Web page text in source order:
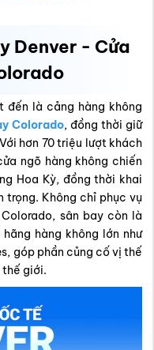
Denver - Cửa
đến là cảng hàng không
Colorado, đồng thời giữ
hơn 70 triệu lượt khách
ngõ hàng không chiến
Hoa Kỳ, đồng thời khai
Không chỉ phục vụ
sân bay còn là
hàng không lớn như
góp phần củng cố vị thế
thế giới.